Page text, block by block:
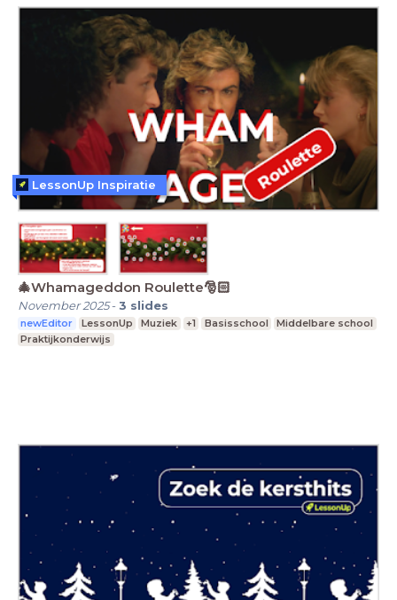
🎄Whamageddon Roulette🎅🏻
November 2025-3 slides
newEditor LessonUp Muziek +1 Basisschool
Middelbare school
Praktijkonderwijs
LessonUp Inspiratie